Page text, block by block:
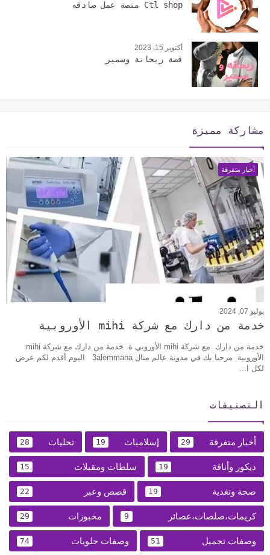
Ctl shop منصة عمل صادقه
أكتوبر 15, 2023
قصة ريحانة وسمير
مشاركة مميزة
أخبار متفرقة
يوليو 07, 2024
خدمة من دارك مع شركة mihi الأوروبية
خدمة من دارك مع شركة mihi الأوروبي ة خدمة من دارك مع شركة mihi
الأوروبية مرحبا بك في مدونة عالم منال 3alemmana اليوم أقدم لكم عرض
لكل ا...
التصنيفات
أخبار متفرقة 29 إسلاميات 19 تحليات 28
ديكور وأناقة 19 سلطات ومقبلات 15
صحة وتغدية 19 قصص وعبر 22
كريمات،صلصات،عصائر 9 مخبوزات 29
وصفات تجميل 51 وصفات حلويات 74